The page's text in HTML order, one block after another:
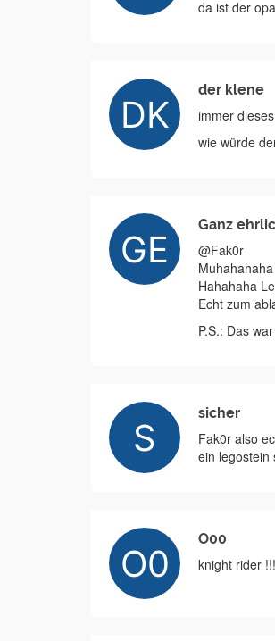
da ist der
der klene
immer
wie würde
Ganz
@Fak0r
Hahahaha
Echt zum
P.S.: Das
sicher
Fak0r also
ein legostein
O00
knight rider !!!